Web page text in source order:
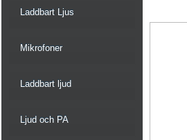
Laddbart Ljus
Mikrofoner
Laddbart ljud
Ljud och PA